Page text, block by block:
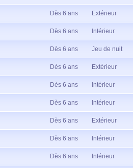
Dès 6 ans Extérieur
Dès 6 ans Intérieur
Dès 6 ans Jeu de nuit
Dès 6 ans Extérieur
Dès 6 ans Intérieur
Dès 6 ans Intérieur
Dès 6 ans Extérieur
Dès 6 ans Intérieur
Dès 6 ans Intérieur